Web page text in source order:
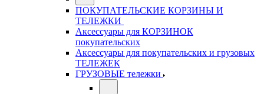
ПОКУПАТЕЛЬСКИЕ КОРЗИНЫ И
ТЕЛЕЖКИ
Аксессуары для КОРЗИНОК
покупательских
Аксессуары для покупательских и грузовых
ТЕЛЕЖЕК
ГРУЗОВЫЕ тележки